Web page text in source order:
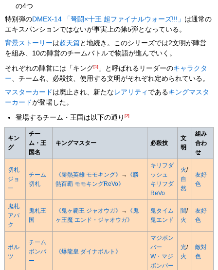
の4つ
特別弾のDMEX-14 「弩闘×十王 超ファイナルウォーズ!!!」 は通常の
エキスパンションではないが事実上の第5弾となっている。
背景ストーリーは超天篇と地続き。このシリーズでは2文明が陣営
を組み、10の陣営のチームバトルで物語が進んでいく。
それぞれの陣営には「キング[1] 」と呼ばれるリーダーのキャラクタ
ー 、チーム名、必殺技、使用する文明がそれぞれ定められている。
マスターカード は廃止され、新たな レアリティ であるキングマスタ
ーカードが登場した。
登場するチーム・王国は以下の通り[2]
キン
グ
チー
ム・王
国名
キングマスター 必殺技
文
明
組み
合わ
せ
切札
ジョ
ー
チーム
切札
《勝熱英雄 モモキング》 →
《勝
熱百覇 モモキングReVo》
キリフダ
ッシュ
キリフダ
ReVo
火/
自
然
友好
色
鬼札
アバ
ク
鬼札王
国
《鬼ヶ覇王 ジャオウガ》 →
《鬼
ヶ王魔 エンド・ジャオウガ》
鬼タイム
鬼エンド
闇/
火
友好
色
ボル
ツ
チーム
ボンバ
ー
《爆龍皇 ダイナボルト》
マジボン
バー
W・マジ
ボンバー
光/
火
敵対
色